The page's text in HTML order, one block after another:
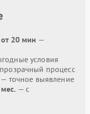
20 мин —
условия
процесс
— точное выявление
— с